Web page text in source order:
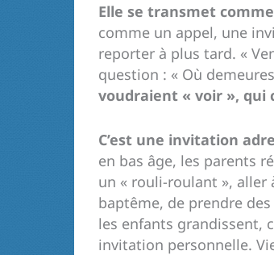
Elle se transmet
comme un appel, une
reporter à plus tard. «
question : « Où
voudraient « voir », qui
C’est une invitation
en bas âge, les parents
un « rouli-roulant », aller
baptême, de prendre
les enfants grandissent,
invitation personnelle.